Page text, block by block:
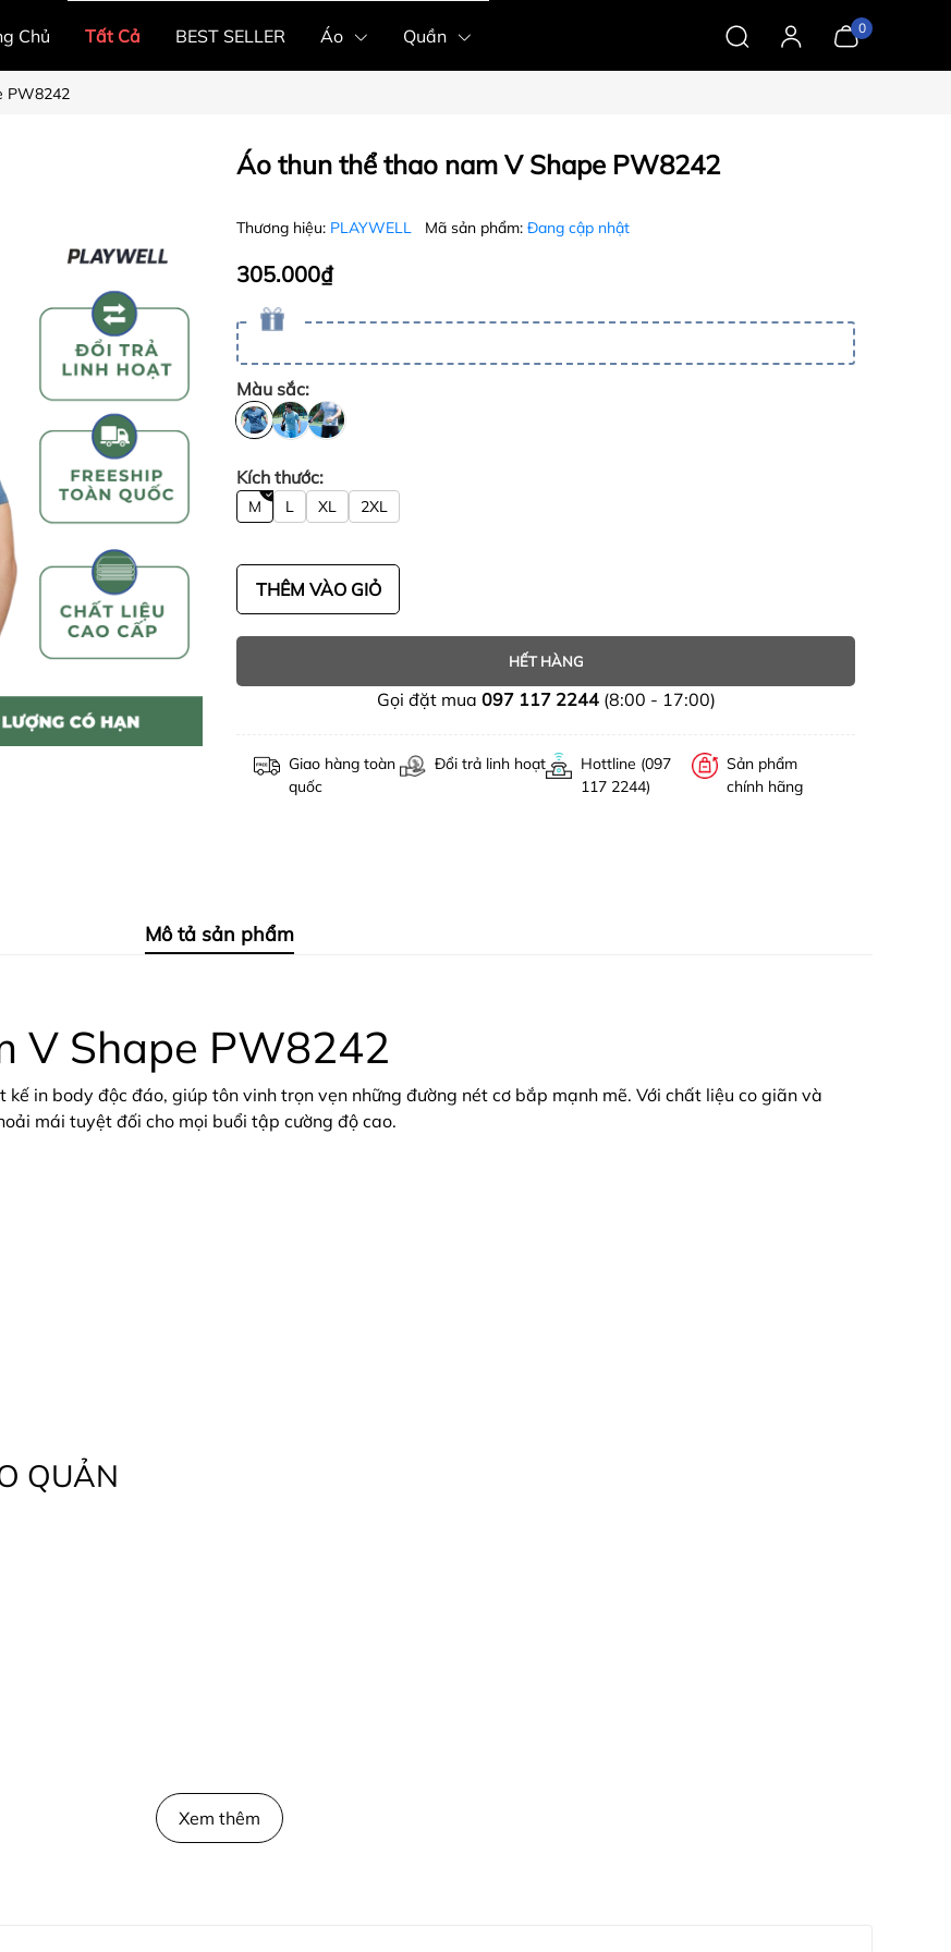
Chủ Tất Cả BEST SELLER Áo Quần 0
PW8242
Áo thun thể thao nam V Shape PW8242
Thương hiệu: PLAYWELL Mã sản phẩm: Đang cập nhật
305.000₫
Màu sắc:
Kích thước:
M L XL 2XL
THÊM VÀO GIỎ
HẾT HÀNG
Gọi đặt mua 097 117 2244 (8:00 - 17:00)
Giao hàng toàn
quốc
Đổi trả linh hoạt
Hottline (097
117 2244)
Sản phẩm
chính hãng
Mô tả sản phẩm
V Shape PW8242
in body độc đáo, giúp tôn vinh trọn vẹn những đường nét cơ bắp mạnh mẽ. Với chất liệu co giãn và
mái tuyệt đối cho mọi buổi tập cường độ cao.
QUẢN
Xem thêm